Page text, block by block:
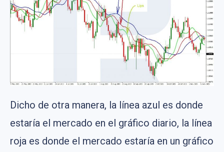
Dicho de otra manera, la línea azul es donde
estaría el mercado en el gráfico diario, la línea
roja es donde el mercado estaría en un gráfico